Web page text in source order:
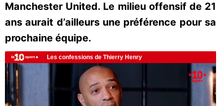
Manchester United. Le milieu offensif de 21
ans aurait d’ailleurs une préférence pour sa
prochaine équipe.